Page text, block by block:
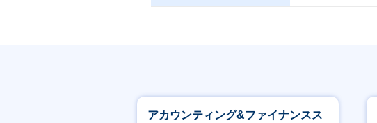
アカウンティング&ファイナンスス